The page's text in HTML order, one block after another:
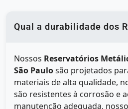
Qual a durabilidade dos
Nossos Reservatórios
São Paulosão projetados
materiais de alta qualidade,
são resistentes à corrosão e
manutenção adequada,